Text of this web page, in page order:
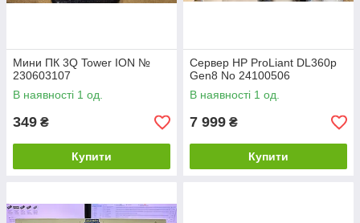
Мини ПК 3Q Tower ION №
230603107
В наявності 1 од.
349 ₴
Купити
Сервер HP ProLiant DL360p
Gen8 No 24100506
В наявності 1 од.
7 999 ₴
Купити